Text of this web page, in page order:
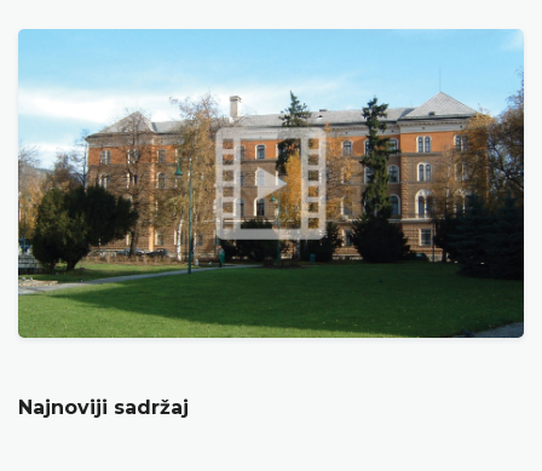
Najnoviji sadržaj